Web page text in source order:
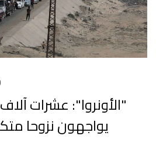
"الأونروا": عشرات
يواجهون نزوحا